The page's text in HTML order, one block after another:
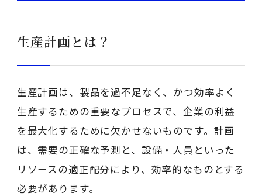
生産計画とは？
生産計画は、製品を過不足なく、かつ効率よく
生産するための重要なプロセスで、企業の利益
を最大化するために欠かせないものです。計画
は、需要の正確な予測と、設備・人員といった
リソースの適正配分により、効率的なものとする
必要があります。